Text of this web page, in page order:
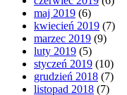
maj 2019 (6)
kwiecień 2019 (7)
marzec 2019 (9)
luty 2019 (5)
styczeń 2019 (10)
grudzień 2018 (7)
listopad 2018 (7)